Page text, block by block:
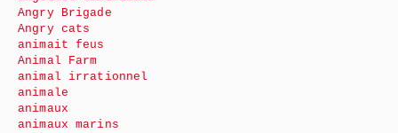
Angry Brigade
Angry cats
animait feus
Animal Farm
animal irrationnel
animale
animaux
animaux marins